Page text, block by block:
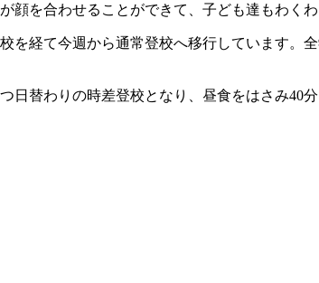
を合わせることができて、子ども達もわくわ
経て今週から通常登校へ移行しています。
替わりの時差登校となり、昼食をはさみ40